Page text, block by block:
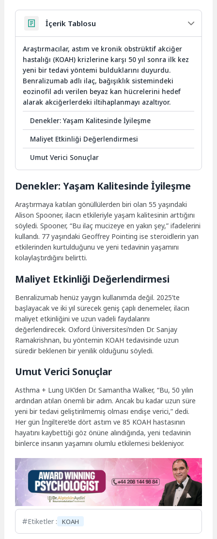
İçerik Tablosu
Araştırmacılar, astım ve kronik obstrüktif akciğer
hastalığı (KOAH) krizlerine karşı 50 yıl sonra ilk kez
yeni bir tedavi yöntemi bulduklarını duyurdu.
Benralizumab adlı ilaç, bağışıklık sistemindeki
eozinofil adı verilen beyaz kan hücrelerini hedef
alarak akciğerlerdeki iltihaplanmayı azaltıyor.
Denekler: Yaşam Kalitesinde İyileşme
Maliyet Etkinliği Değerlendirmesi
Umut Verici Sonuçlar
Denekler: Yaşam Kalitesinde İyileşme
Araştırmaya katılan gönüllülerden biri olan 55 yaşındaki
Alison Spooner, ilacın etkileriyle yaşam kalitesinin arttığını
söyledi. Spooner, “Bu ilaç mucizeye en yakın şey,” ifadelerini
kullandı. 77 yaşındaki Geoffrey Pointing ise steroidlerin yan
etkilerinden kurtulduğunu ve yeni tedavinin yaşamını
kolaylaştırdığını belirtti.
Maliyet Etkinliği Değerlendirmesi
Benralizumab henüz yaygın kullanımda değil. 2025’te
başlayacak ve iki yıl sürecek geniş çaplı denemeler, ilacın
maliyet etkinliğini ve uzun vadeli faydalarını
değerlendirecek. Oxford Üniversitesi’nden Dr. Sanjay
Ramakrishnan, bu yöntemin KOAH tedavisinde uzun
süredir beklenen bir yenilik olduğunu söyledi.
Umut Verici Sonuçlar
Asthma + Lung UK’den Dr. Samantha Walker, “Bu, 50 yılın
ardından atılan önemli bir adım. Ancak bu kadar uzun süre
yeni bir tedavi geliştirilmemiş olması endişe verici,” dedi.
Her gün İngiltere’de dört astım ve 85 KOAH hastasının
hayatını kaybettiği göz önüne alındığında, yeni tedavinin
binlerce insanın yaşamını olumlu etkilemesi bekleniyor.
Etiketler : KOAH